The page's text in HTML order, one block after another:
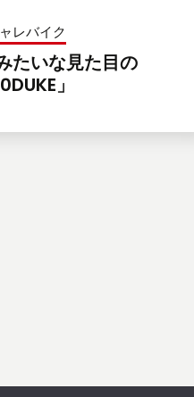
レバイク
たいな見た目の
」